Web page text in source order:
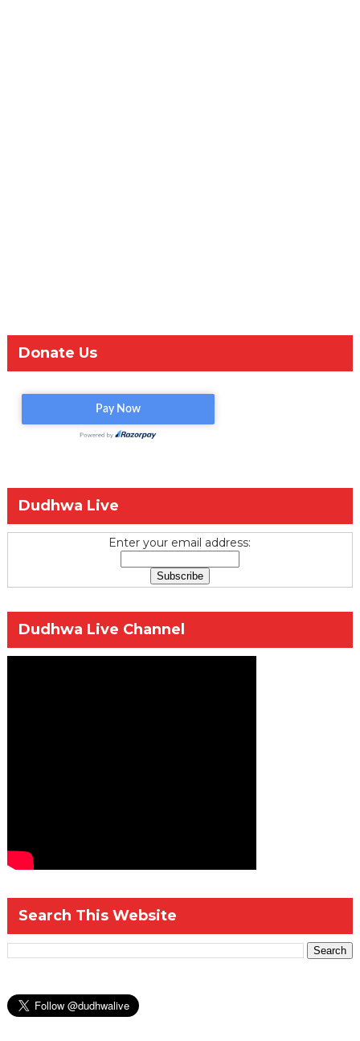
Donate Us
Dudhwa Live
Enter your email address:
Dudhwa Live Channel
Search This Website